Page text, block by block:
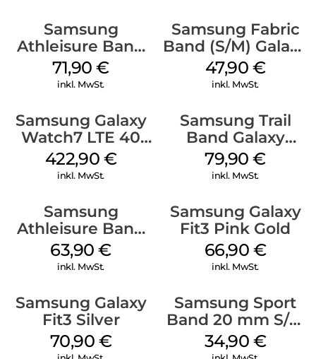
Samsung
Athleisure Band
(S/M) Galaxy
Watch8/Watch8
71,90€
inkl. MwSt.
Samsung Fabric
Band (S/M) Galaxy
Watch8/Watch8
Classic Red
47,90 €
inkl. MwSt.
Samsung Galaxy
Watch7 LTE 40
mm Cream
422,90 €
inkl. MwSt.
Samsung Trail
Band Galaxy
Watch Ultra
Orange
79,90€
inkl. MwSt.
Samsung
Athleisure Band
S/M Galaxy
Watch7 Cream
63,90€
inkl. MwSt.
Samsung Galaxy
Fit3 Pink Gold
66,90 €
inkl. MwSt.
Samsung Galaxy
Fit3 Silver
70,90 €
Samsung Sport
Band 20 mm S/M
Galaxy Watch4
Serie Graphite
34,90 €